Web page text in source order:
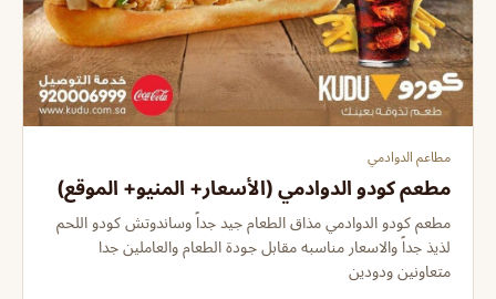
مطاعم الدوادمي
مطعم كودو الدوادمي (الأسعار+ المنيو+ الموقع)
مطعم كودو الدوادمي مذاق الطعام جيد جداً وساندوتش كودو اللحم
لذيذ جداً والاسعار مناسبه مقابل جودة الطعام والعاملين جدا
متعاونين ودودين